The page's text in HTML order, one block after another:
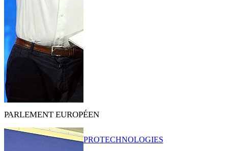
PARLEMENT EUROPÉEN
PROTECHNOLOGIES